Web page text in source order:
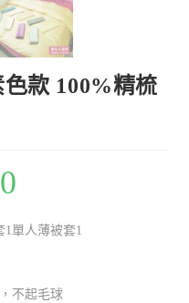
款 100%精梳
1單人薄被套1
不起毛球